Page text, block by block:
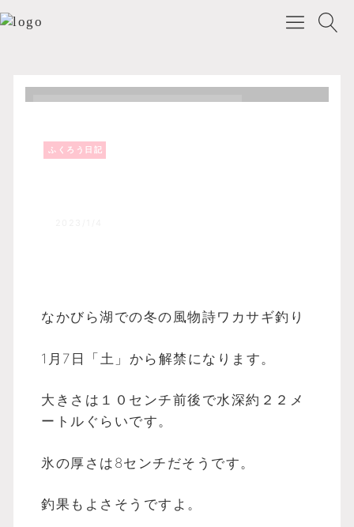
ふくろう日記
なかびら湖での冬の風物詩ワカサギ釣り
1月7日「土」から解禁になります。
大きさは１０センチ前後で水深約２２メ
ートルぐらいです。
氷の厚さは8センチだそうです。
釣果もよさそうですよ。